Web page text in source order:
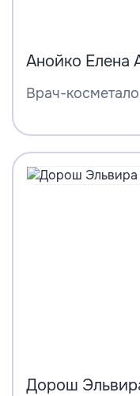
Анойко Елена
Врач-
Дорош